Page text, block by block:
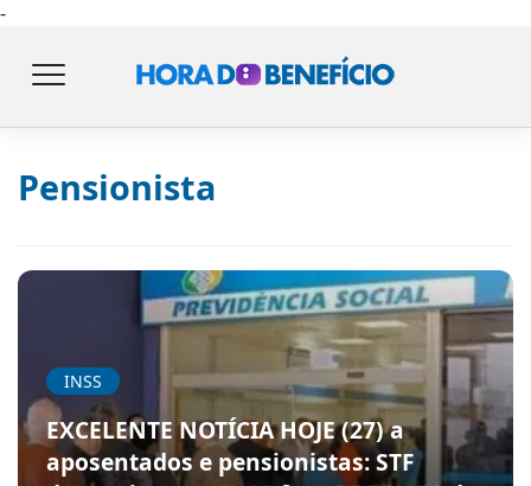
-
Pensionista
INSS
EXCELENTE NOTÍCIA HOJE (27) a
aposentados e pensionistas: STF